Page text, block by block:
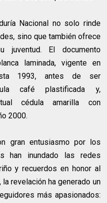
Nacional no solo rinde
sino que también ofrece
juventud. El documento
laminada, vigente en
1993, antes de ser
café plastificada y,
cédula amarilla con
2000.
gran entusiasmo por los
han inundado las redes
y recuerdos en honor al
revelación ha generado un
más apasionados: